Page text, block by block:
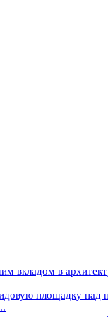
вкладом в
площадку над